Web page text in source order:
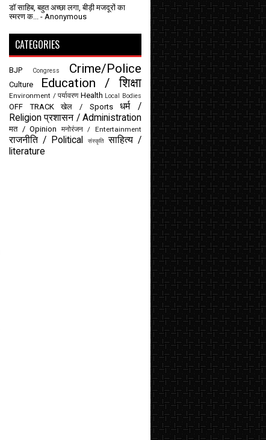
डॉ साहिब, बहुत अच्छा लगा, बीड़ी मजदूरों का
स्मरण क...
- Anonymous
CATEGORIES
BJP Congress Crime/Police
Culture Education / शिक्षा
Environment / पर्यावरण Health Local Bodies
OFF TRACK खेल / Sports
धर्म /
Religion प्रशासन / Administration
मत / Opinion मनोरंजन / Entertainment
राजनीति / Political संस्कृति साहित्य /
literature